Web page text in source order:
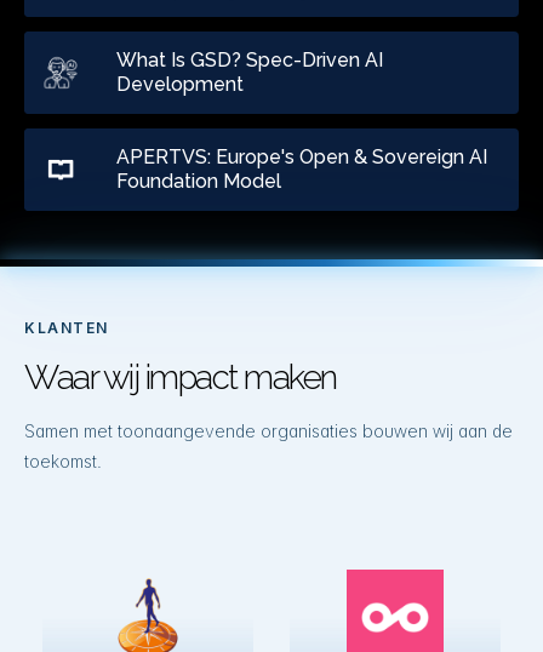
What Is GSD? Spec-Driven AI
Development
APERTVS: Europe's Open & Sovereign AI
Foundation Model
KLANTEN
Waar wij impact maken
Samen met toonaangevende organisaties bouwen wij aan de
toekomst.